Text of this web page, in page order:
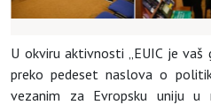
U okviru aktivnosti „EUIC je vaš
preko pedeset naslova o
vezanim za Evropsku uniju u